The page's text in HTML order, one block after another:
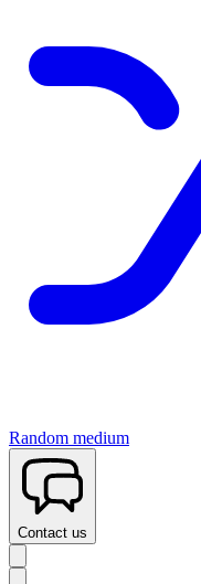
Random medium
Contact us